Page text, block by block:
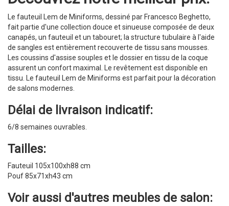
Le fauteuil Lem de Miniforms, dessiné par Francesco Beghetto,
fait partie d'une collection douce et sinueuse composée de deux
canapés, un fauteuil et un tabouret; la structure tubulaire à l'aide
de sangles est entièrement recouverte de tissu sans mousses.
Les coussins d'assise souples et le dossier en tissu de la coque
assurent un confort maximal. Le revêtement est disponible en
tissu. Le fauteuil Lem de Miniforms est parfait pour la décoration
de salons modernes.
Délai de livraison indicatif:
6/8 semaines ouvrables.
Tailles:
Fauteuil 105x100xh88 cm
Pouf 85x71xh43 cm
Voir aussi d'autres meubles de salon: